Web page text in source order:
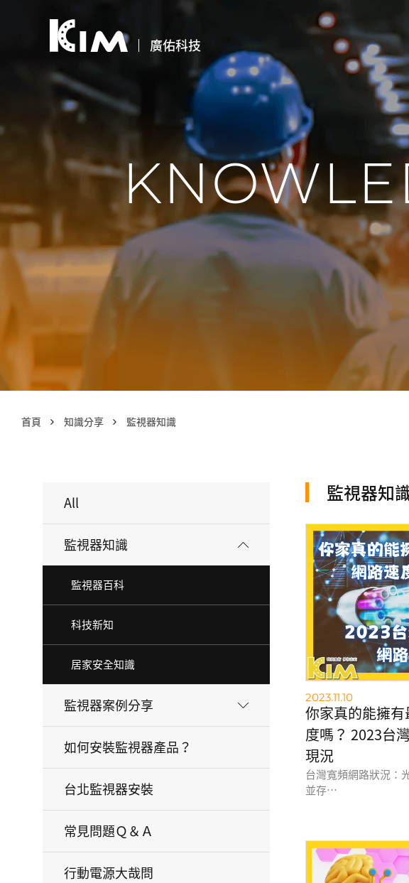
廣佑科技
首頁 知識分享 監視器知識
All
監視器知識
監視器百科
科技新知
居家安全知識
監視器案例分享
如何安裝監視器產品？
台北監視器安裝
常見問題Ｑ＆Ａ
行動電源大哉問
監視器知
2023.11.10
你家真的能擁
度嗎？ 2023台
現況
台灣寬頻網路狀況：
並存
中光纖網路佔了63%
快、容量大、安全性
最主流的寬頻網路技